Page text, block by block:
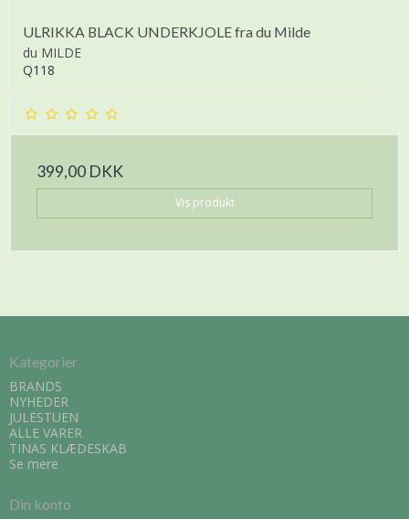
ULRIKKA BLACK UNDERKJOLE fra du Milde
du MILDE
Q118
399,00 DKK
Vis produkt
Kategorier
BRANDS
NYHEDER
JULESTUEN
ALLE VARER
TINAS KLÆDESKAB
Se mere
Din konto